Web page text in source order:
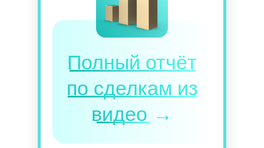
Полный отчёт
по сделкам из
видео →